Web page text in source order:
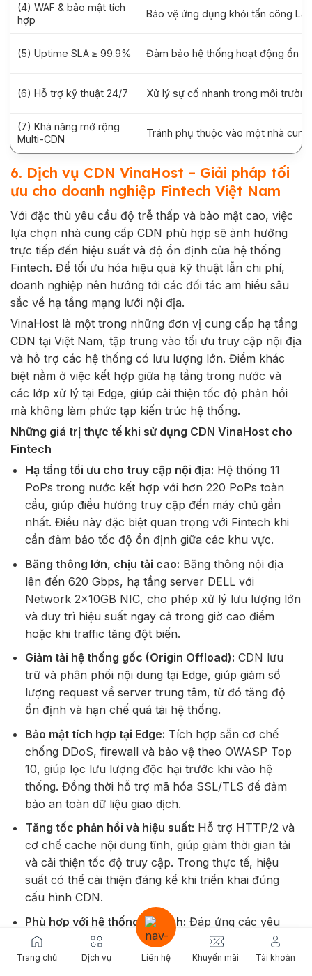
(4) WAF & bảo mật tích
hợp
Bảo vệ ứng dụng khỏi tấn công
(5) Uptime SLA ≥ 99.9% Đảm bảo hệ thống hoạt động ổn
(6) Hỗ trợ kỹ thuật 24/7 Xử lý sự cố nhanh trong môi
(7) Khả năng mở rộng
Multi-CDN
Tránh phụ thuộc vào một nhà
6. Dịch vụ CDN VinaHost – Giải pháp tối
ưu cho doanh nghiệp Fintech Việt Nam
Với đặc thù yêu cầu độ trễ thấp và bảo mật cao, việc
lựa chọn nhà cung cấp CDN phù hợp sẽ ảnh hưởng
trực tiếp đến hiệu suất và độ ổn định của hệ thống
Fintech. Để tối ưu hóa hiệu quả kỹ thuật lẫn chi phí,
doanh nghiệp nên hướng tới các đối tác am hiểu sâu
sắc về hạ tầng mạng lưới nội địa.
VinaHost là một trong những đơn vị cung cấp hạ tầng
CDN tại Việt Nam, tập trung vào tối ưu truy cập nội địa
và hỗ trợ các hệ thống có lưu lượng lớn. Điểm khác
biệt nằm ở việc kết hợp giữa hạ tầng trong nước và
các lớp xử lý tại Edge, giúp cải thiện tốc độ phản hồi
mà không làm phức tạp kiến trúc hệ thống.
Những giá trị thực tế khi sử dụng CDN VinaHost cho
Fintech
Hạ tầng tối ưu cho truy cập nội địa: Hệ thống 11
PoPs trong nước kết hợp với hơn 220 PoPs toàn
cầu, giúp điều hướng truy cập đến máy chủ gần
nhất. Điều này đặc biệt quan trọng với Fintech khi
cần đảm bảo tốc độ ổn định giữa các khu vực.
Băng thông lớn, chịu tải cao: Băng thông nội địa
lên đến 620 Gbps, hạ tầng server DELL với
Network 2x10GB NIC, cho phép xử lý lưu lượng lớn
và duy trì hiệu suất ngay cả trong giờ cao điểm
hoặc khi traffic tăng đột biến.
Giảm tải hệ thống gốc (Origin Offload): CDN lưu
trữ và phân phối nội dung tại Edge, giúp giảm số
lượng request về server trung tâm, từ đó tăng độ
ổn định và hạn chế quá tải hệ thống.
Bảo mật tích hợp tại Edge: Tích hợp sẵn cơ chế
chống DDoS, firewall và bảo vệ theo OWASP Top
10, giúp lọc lưu lượng độc hại trước khi vào hệ
thống. Đồng thời hỗ trợ mã hóa SSL/TLS để đảm
bảo an toàn dữ liệu giao dịch.
Tăng tốc phản hồi và hiệu suất: Hỗ trợ HTTP/2 và
cơ chế cache nội dung tĩnh, giúp giảm thời gian tải
và cải thiện tốc độ truy cập. Trong thực tế, hiệu
suất có thể cải thiện đáng kể khi triển khai đúng
cấu hình CDN.
Phù hợp với hệ thống Fintech: Đáp ứng các yêu
cầu về tốc độ, bảo mật và tính toàn vẹn dữ liệu.
Các giao dịch được xử lý nhanh hơn nhờ giảm độ
Trang chủ Dịch vụ Liên hệ Khuyến mãi Tài khoản